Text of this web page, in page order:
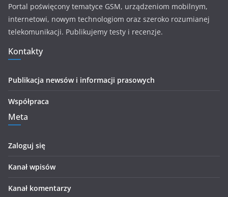
Portal poświęcony tematyce GSM, urządzeniom mobilnym,
internetowi, nowym technologiom oraz szeroko rozumianej
telekomunikacji. Publikujemy testy i recenzje.
Kontakty
Publikacja newsów i informacji prasowych
Współpraca
Meta
Zaloguj się
Kanał wpisów
Kanał komentarzy